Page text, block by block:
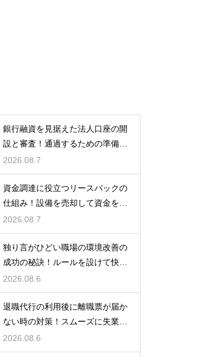
銀行融資を見据えた法人口座の開
設と審査！通過するための準備と
ポイント
2026.08.7
資金調達に役立つリースバックの
仕組み！設備を売却して資金を得
る方法
2026.08.7
独り言がひどい職場の環境改善の
成功の秘訣！ルールを設けて快適
な空間を作る
2026.08.6
退職代行の利用後に離職票が届か
ない時の対策！スムーズに失業保
険をもらう
2026.08.6